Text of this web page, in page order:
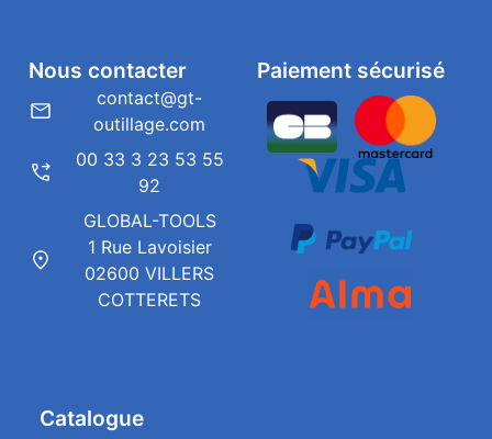
Catalogue
Paiement sécurisé
Nous contacter
contact@gt-
outillage.com
00 33 3 23 53 55
92
GLOBAL-TOOLS
1 Rue Lavoisier
02600 VILLERS
COTTERETS